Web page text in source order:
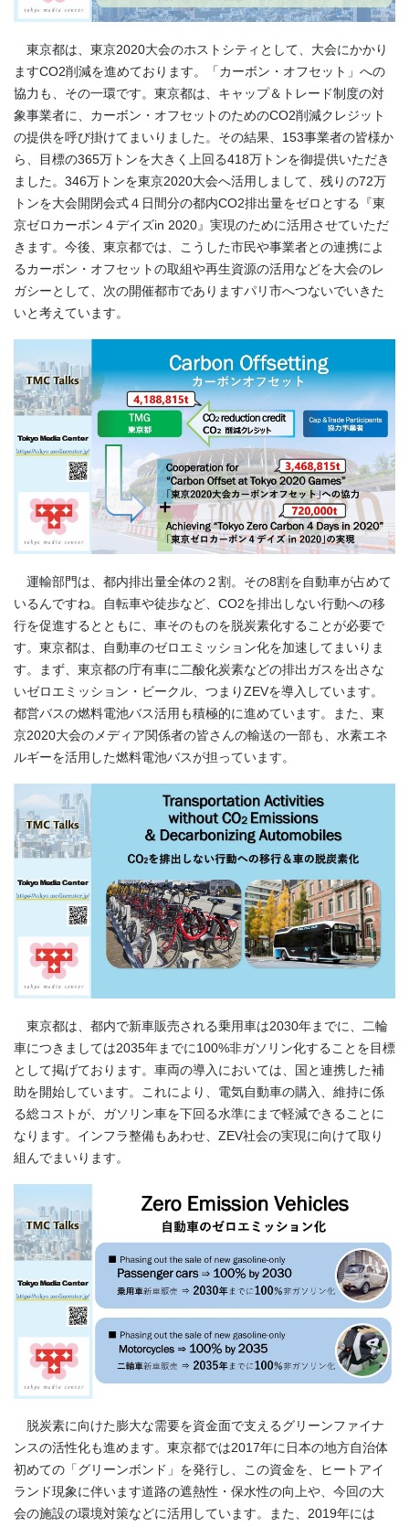
東京都は、東京2020大会のホストシティとして、大会にかかり
ますCO2削減を進めております。「カーボン・オフセット」への
協力も、その一環です。東京都は、キャップ＆トレード制度の対
象事業者に、カーボン・オフセットのためのCO2削減クレジット
の提供を呼び掛けてまいりました。その結果、153事業者の皆様か
ら、目標の365万トンを大きく上回る418万トンを御提供いただき
ました。346万トンを東京2020大会へ活用しまして、残りの72万
トンを大会開閉会式４日間分の都内CO2排出量をゼロとする『東
京ゼロカーボン４デイズin 2020』実現のために活用させていただ
きます。今後、東京都では、こうした市民や事業者との連携によ
るカーボン・オフセットの取組や再生資源の活用などを大会のレ
ガシーとして、次の開催都市でありますパリ市へつないでいきた
いと考えています。
運輸部門は、都内排出量全体の２割。その8割を自動車が占めて
いるんですね。自転車や徒歩など、CO2を排出しない行動への移
行を促進するとともに、車そのものを脱炭素化することが必要で
す。東京都は、自動車のゼロエミッション化を加速してまいりま
す。まず、東京都の庁有車に二酸化炭素などの排出ガスを出さな
いゼロエミッション・ビークル、つまりZEVを導入しています。
都営バスの燃料電池バス活用も積極的に進めています。また、東
京2020大会のメディア関係者の皆さんの輸送の一部も、水素エネ
ルギーを活用した燃料電池バスが担っています。
東京都は、都内で新車販売される乗用車は2030年までに、二輪
車につきましては2035年までに100%非ガソリン化することを目標
として掲げております。車両の導入においては、国と連携した補
助を開始しています。これにより、電気自動車の購入、維持に係
る総コストが、ガソリン車を下回る水準にまで軽減できることに
なります。インフラ整備もあわせ、ZEV社会の実現に向けて取り
組んでまいります。
脱炭素に向けた膨大な需要を資金面で支えるグリーンファイナ
ンスの活性化も進めます。東京都では2017年に日本の地方自治体
初めての「グリーンボンド」を発行し、この資金を、ヒートアイ
ランド現象に伴います道路の遮熱性・保水性の向上や、今回の大
会の施設の環境対策などに活用しています。また、2019年には